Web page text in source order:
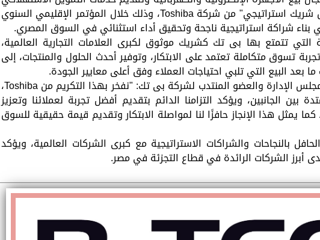
في مصر ، عن فوزها بجائزة "أفضل شريك استراتيجي" من شركة Toshiba، وذلك خلال المؤتمر الإقليمي السنوي
التي تتمتع بها بى تك كشريك موثوق لكبرى العلامات التجارية العالمية،
تسوق متكاملة تعتمد على الابتكار، وتوفير أحدث الحلول والمنتجات، إلى
البيع التي تلبي احتياجات العملاء وفق أعلى معايير الجودة.
قال الدكتور محمود خطاب، رئيس مجلس الإدارة والعضو المنتدب لشركة بى تك: "نفخر بهذا التكريم من Toshiba،
الجانبين، ويؤكد التزامنا الدائم بتقديم أفضل تجربة لعملائنا وتعزيز
كما يمثل هذا الإنجاز حافزًا لنا لمواصلة الابتكار وتقديم قيمة حقيقية للسوق
بالنجاحات والشراكات الاستراتيجية مع كبرى الشركات العالمية، ويؤكد
أبرز الشركات الرائدة في قطاع التجزئة في مصر.